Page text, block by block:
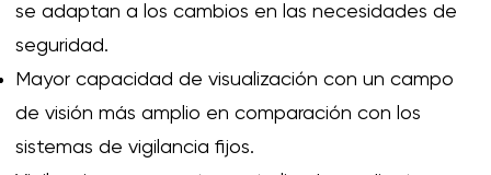
se adaptan a los cambios en las necesidades de
seguridad.
Mayor capacidad de visualización con un campo
de visión más amplio en comparación con los
sistemas de vigilancia fijos.